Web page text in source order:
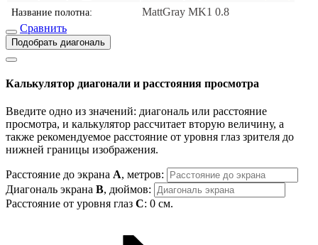
Название полотна:
MattGray MK1 0.8
Сравнить
Подобрать диагональ
Калькулятор диагонали и расстояния просмотра
Введите одно из значений: диагональ или расстояние
просмотра, и калькулятор рассчитает вторую величину, а
также рекомендуемое расстояние от уровня глаз зрителя до
нижней границы изображения.
Расстояние до экрана A, метров:
Диагональ экрана B, дюймов:
Расстояние от уровня глаз C: 0 см.